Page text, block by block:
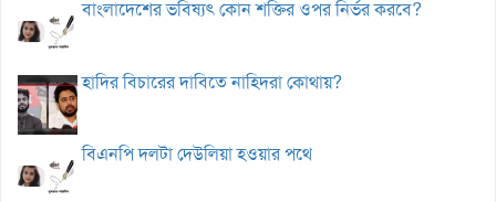
বাংলাদেশের ভবিষ্যৎ কোন শক্তির ওপর নির্ভর করবে?
হাদির বিচারের দাবিতে নাহিদরা কোথায়?
বিএনপি দলটা দেউলিয়া হওয়ার পথে